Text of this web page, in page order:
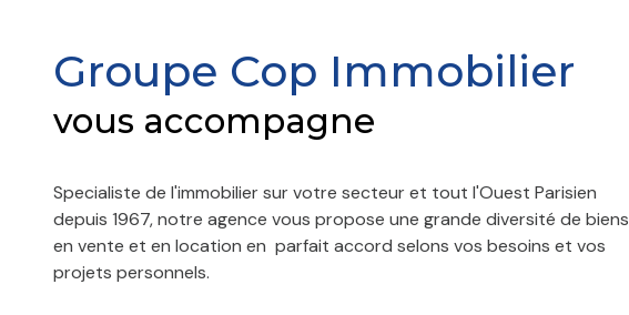
Groupe Cop Immobilier
vous accompagne
Specialiste de l'immobilier sur votre secteur et tout l'Ouest Parisien
depuis 1967, notre agence vous propose une grande diversité de biens
en vente et en location en parfait accord selons vos besoins et vos
projets personnels.